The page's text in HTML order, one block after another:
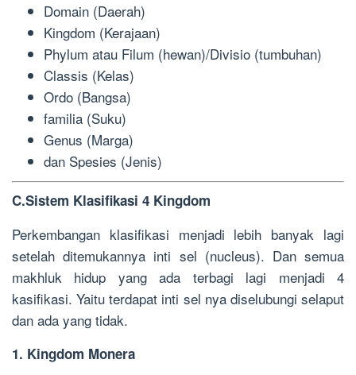
Domain (Daerah)
Kingdom (Kerajaan)
Phylum atau Filum (hewan)/Divisio (tumbuhan)
Classis (Kelas)
Ordo (Bangsa)
familia (Suku)
Genus (Marga)
dan Spesies (Jenis)
C.Sistem Klasifikasi 4 Kingdom
Perkembangan klasifikasi menjadi lebih banyak lagi
setelah ditemukannya inti sel (nucleus). Dan semua
makhluk hidup yang ada terbagi lagi menjadi 4
kasifikasi. Yaitu terdapat inti sel nya diselubungi selaput
dan ada yang tidak.
1. Kingdom Monera